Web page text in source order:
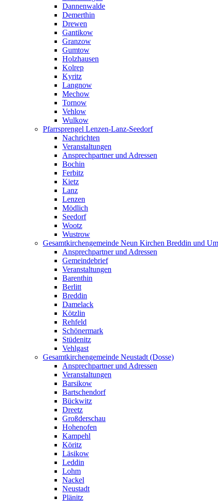
Dannenwalde
Demerthin
Drewen
Gantikow
Granzow
Gumtow
Holzhausen
Kolrep
Kyritz
Langnow
Mechow
Tornow
Vehlow
Wulkow
Pfarrsprengel Lenzen-Lanz-Seedorf
Nachrichten
Veranstaltungen
Ansprechpartner und Adressen
Bochin
Ferbitz
Kietz
Lanz
Lenzen
Mödlich
Seedorf
Wootz
Wustrow
Gesamtkirchengemeinde Neun Kirchen Breddin und
Ansprechpartner und Adressen
Gemeindebrief
Veranstaltungen
Barenthin
Berlitt
Breddin
Damelack
Kötzlin
Rehfeld
Schönermark
Stüdenitz
Vehlgast
Gesamtkirchengemeinde Neustadt (Dosse)
Ansprechpartner und Adressen
Veranstaltungen
Barsikow
Bartschendorf
Bückwitz
Dreetz
Großderschau
Hohenofen
Kampehl
Köritz
Läsikow
Leddin
Lohm
Nackel
Neustadt
Plänitz